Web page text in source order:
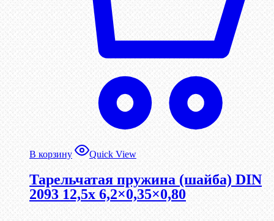
В корзину Quick View
Тарельчатая пружина (шайба) DIN
2093 12,5x 6,2×0,35×0,80